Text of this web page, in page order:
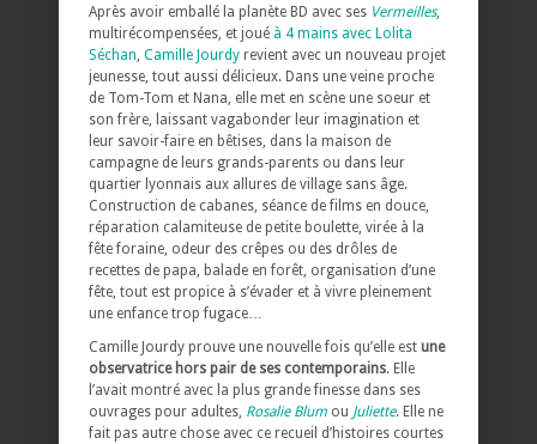
Après avoir emballé la planète BD avec ses Vermeilles,
multirécompensées, et joué à 4 mains avec Lolita
Séchan Camille Jourdy revient avec un nouveau projet
jeunesse, tout aussi délicieux. Dans une veine proche
de Tom-Tom et Nana, elle met en scène une soeur et
son frère, laissant vagabonder leur imagination et
leur savoir-faire en bêtises, dans la maison de
campagne de leurs grands-parents ou dans leur
quartier lyonnais aux allures de village sans âge.
Construction de cabanes, séance de films en douce,
réparation calamiteuse de petite boulette, virée à la
fête foraine, odeur des crêpes ou des drôles de
recettes de papa, balade en forêt, organisation d’une
fête, tout est propice à s’évader et à vivre pleinement
une enfance trop fugace…
Camille Jourdy prouve une nouvelle fois qu’elle est une
observatrice hors pair de ses contemporains. Elle
l’avait montré avec la plus grande finesse dans ses
ouvrages pour adultes, Rosalie Blum ou Juliette. Elle ne
fait pas autre chose avec ce recueil d’histoires courtes